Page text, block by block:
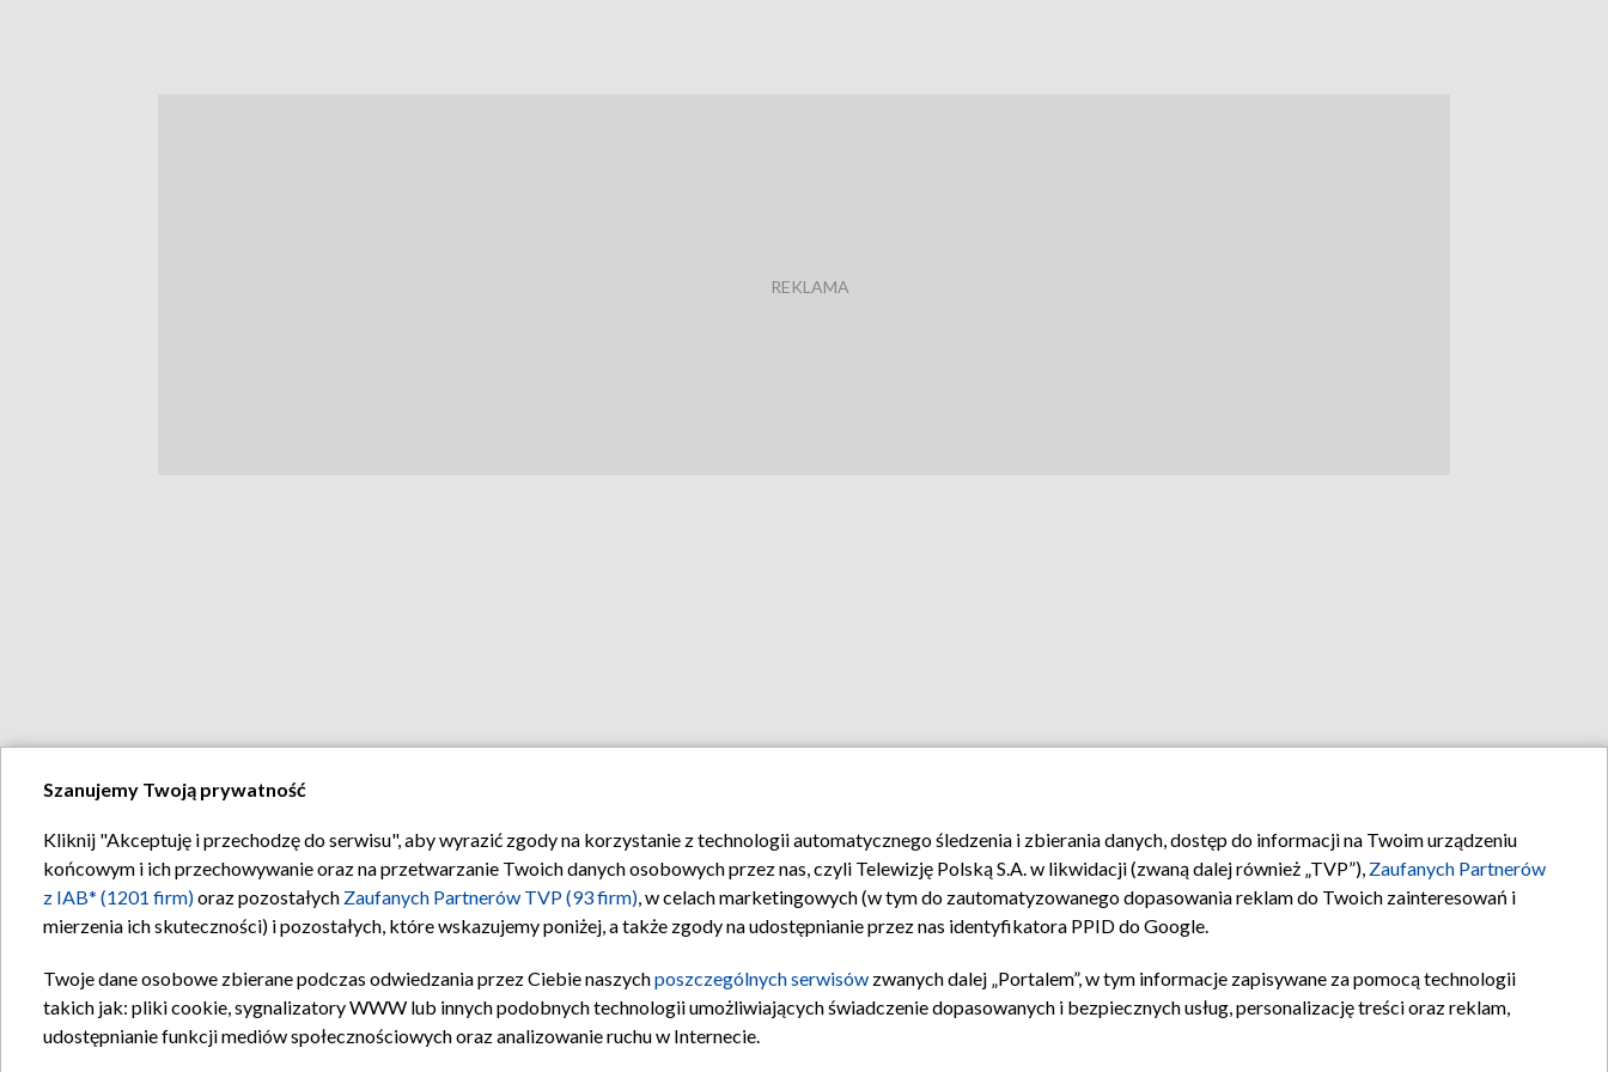
Szanujemy Twoją prywatność
Kliknij "Akceptuję i przechodzę do serwisu", aby wyrazić zgody na korzystanie z technologii automatycznego śledzenia i zbierania danych, dostęp do informacji na Twoim urządzeniu
końcowym i ich przechowywanie oraz na przetwarzanie Twoich danych osobowych przez nas, czyli Telewizję Polską S.A. w likwidacji (zwaną dalej również „TVP”), Zaufanych Partnerów
z IAB* (1201 firm)oraz pozostałych Zaufanych Partnerów TVP (93 firm), w celach marketingowych (w tym do zautomatyzowanego dopasowania reklam do Twoich zainteresowań i
mierzenia ich skuteczności) i pozostałych, które wskazujemy poniżej, a także zgody na udostępnianie przez nas identyfikatora PPID do Google.
Twoje dane osobowe zbierane podczas odwiedzania przez Ciebie naszychposzczególnych serwisów zwanych dalej „Portalem”, w tym informacje zapisywane za pomocą technologii
takich jak: pliki cookie, sygnalizatory WWW lub innych podobnych technologii umożliwiających świadczenie dopasowanych i bezpiecznych usług, personalizację treści oraz reklam,
udostępnianie funkcji mediów społecznościowych oraz analizowanie ruchu w Internecie.